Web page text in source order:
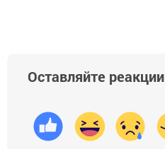
Оставляйте реакции